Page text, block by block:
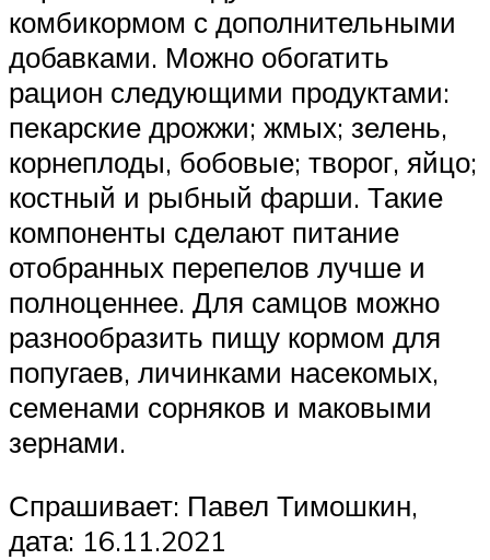
комбикормом с дополнительными
добавками. Можно обогатить
рацион следующими продуктами:
пекарские дрожжи; жмых; зелень,
корнеплоды, бобовые; творог, яйцо;
костный и рыбный фарши. Такие
компоненты сделают питание
отобранных перепелов лучше и
полноценнее. Для самцов можно
разнообразить пищу кормом для
попугаев, личинками насекомых,
семенами сорняков и маковыми
зернами.
Спрашивает: Павел Тимошкин,
дата: 16.11.2021